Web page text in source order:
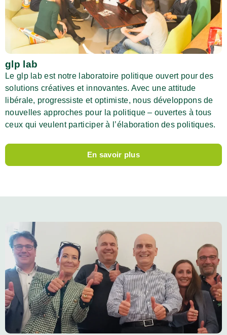
glp lab
Le glp lab est notre laboratoire politique ouvert pour des
solutions créatives et innovantes. Avec une attitude
libérale, progressiste et optimiste, nous développons de
nouvelles approches pour la politique – ouvertes à tous
ceux qui veulent participer à l’élaboration des politiques.
En savoir plus